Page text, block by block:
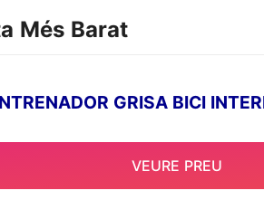
Més Barat
GRISA BICI
VEURE PREU